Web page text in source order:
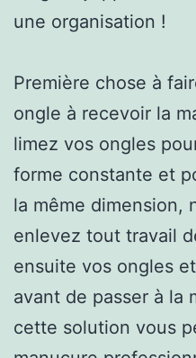
une organisation !
Première chose à
ongle à recevoir la
limez vos ongles
forme constante et
la même dimension,
enlevez tout travail
ensuite vos ongles
avant de passer à la
cette solution vous